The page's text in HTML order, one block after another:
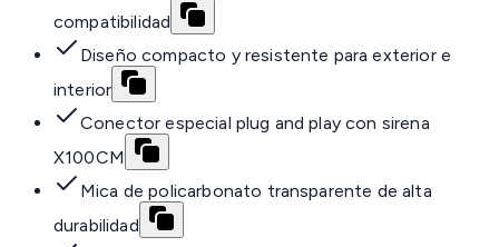
compatibilidad
Diseño compacto y resistente para exterior e
interior
Conector especial plug and play con sirena
X100CM
Mica de policarbonato transparente de alta
durabilidad